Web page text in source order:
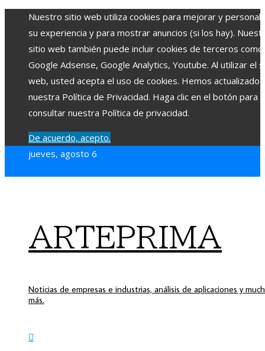
Nuestro sitio web utiliza cookies para mejorar y
su experiencia y para mostrar anuncios (si los hay).
sitio web también puede incluir cookies de terceros como
Google Adsense, Google Analytics, Youtube. Al utilizar el
web, usted acepta el uso de cookies. Hemos actualizado
nuestra Política de Privacidad. Haga clic en el botón para
consultar nuestra Política de privacidad.
De acuerdo, acepto.
jueves, agosto 6
ARTEPRIMA
Noticias de empresas e industrias, análisis de aplicaciones y
más.